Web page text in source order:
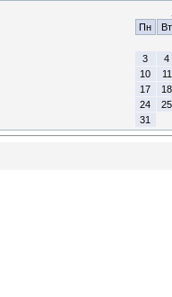
Пн
Вт
3
4
10
11
17
18
24
25
31